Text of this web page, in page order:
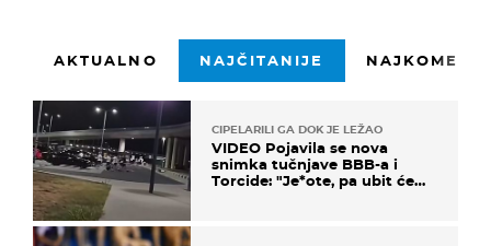
AKTUALNO NAJČITANIJE
CIPELARILI GA DOK JE LEŽAO
VIDEO Pojavila se nova
snimka tučnjave BBB-a i
Torcide: "Je*ote, pa ubit će